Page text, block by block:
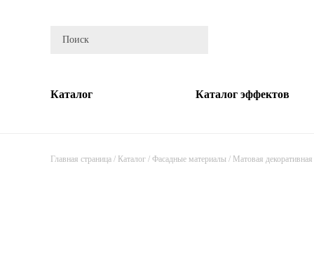
Каталог Каталог эффектов
Главная страница / Каталог / Фасадные материалы / Матовая